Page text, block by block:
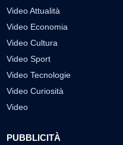
Video Attualità
Video Economia
Video Cultura
Video Sport
Video Tecnologie
Video Curiosità
Video
PUBBLICITÀ